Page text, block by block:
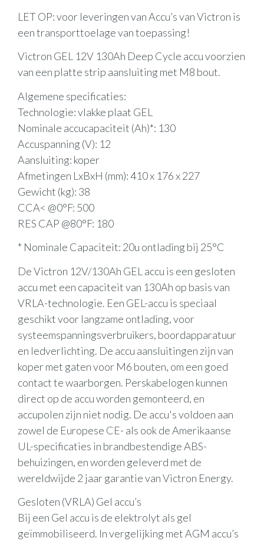
LET OP: voor leveringen van Accu’s van Victron is
een transporttoelage van toepassing!
Victron GEL 12V 130Ah Deep Cycle accu voorzien
van een platte strip aansluiting met M8 bout.
Algemene specificaties:
Technologie: vlakke plaat GEL
Nominale accucapaciteit (Ah)*: 130
Accuspanning (V): 12
Aansluiting: koper
Afmetingen LxBxH (mm): 410 x 176 x 227
Gewicht (kg): 38
CCA< @0°F: 500
RES CAP @80°F: 180
* Nominale Capaciteit: 20u ontlading bij 25°C
De Victron 12V/130Ah GEL accu is een gesloten
accu met een capaciteit van 130Ah op basis van
VRLA-technologie. Een GEL-accu is speciaal
geschikt voor langzame ontlading, voor
systeemspanningsverbruikers, boordapparatuur
en ledverlichting. De accu aansluitingen zijn van
koper met gaten voor M6 bouten, om een goed
contact te waarborgen. Perskabelogen kunnen
direct op de accu worden gemonteerd, en
accupolen zijn niet nodig. De accu's voldoen aan
zowel de Europese CE- als ook de Amerikaanse
UL-specificaties in brandbestendige ABS-
behuizingen, en worden geleverd met de
wereldwijde 2 jaar garantie van Victron Energy.
Gesloten (VRLA) Gel accu’s
Bij een Gel accu is de elektrolyt als gel
geïmmobiliseerd. In vergelijking met AGM accu’s